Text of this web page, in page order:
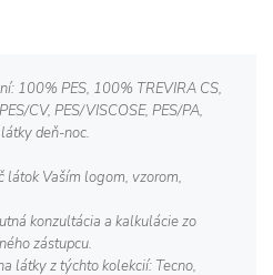
100% PES, 100% TREVIRA CS,
CV, PES/VISCOSE, PES/PA,
deň-noc.
látok Vaším logom, vzorom,
konzultácia a kalkulácie zo
zástupcu.
látky z týchto kolekcií: Tecno,